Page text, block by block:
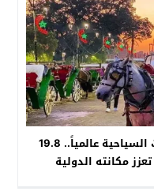
المغرب يقتحم نادي كبار الوجهات السياحية عالمياً.. 19.8
مكانته الدولية